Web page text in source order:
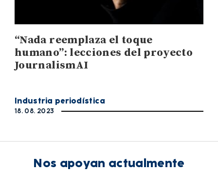
“Nada reemplaza el toque
humano”: lecciones del proyecto
JournalismAI
Industria periodística
18. 08. 2023
Nos apoyan actualmente